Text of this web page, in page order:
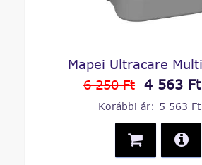
Mapei Ultracare
6 250 Ft 4 563
Korábbi ár: 5 563 Ft